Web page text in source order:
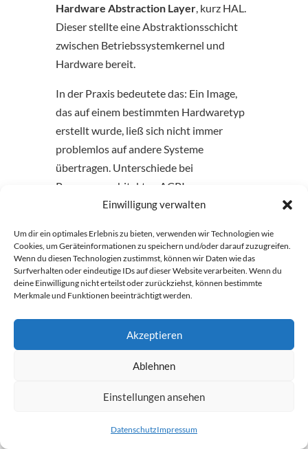
Einwilligung verwalten
Um dir ein optimales Erlebnis zu bieten, verwenden wir Technologien wie
Cookies, um Geräteinformationen zu speichern und/oder darauf zuzugreifen.
Wenn du diesen Technologien zustimmst, können wir Daten wie das
Surfverhalten oder eindeutige IDs auf dieser Website verarbeiten. Wenn du
deine Einwilligung nicht erteilst oder zurückziehst, können bestimmte
Merkmale und Funktionen beeinträchtigt werden.
Akzeptieren
Ablehnen
Einstellungen ansehen
DatenschutzImpressum
Hardware Abstraction Layer, kurz HAL.
Dieser stellte eine Abstraktionsschicht
zwischen Betriebssystemkernel und
Hardware bereit.
In der Praxis bedeutete das: Ein Image,
das auf einem bestimmten Hardwaretyp
erstellt wurde, ließ sich nicht immer
problemlos auf andere Systeme
übertragen. Unterschiede bei
Prozessorarchitektur, ACPI-
Unterstützung,
Energieverwaltungsfunktionen konnten
zu Startproblemen führen.
Diese Einschränkungen wurden mit
das Denken vieler Administrator:innen.
Hardwaremodelle wurden sorgfältig
modellbezogen erstellt und Treiberpakete